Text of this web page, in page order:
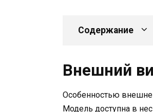
Содержание
Внешний
Особенностью
Модель доступна в